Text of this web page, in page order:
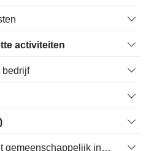
activiteiten
bedrijf
Netto inkomen voor het gemeenschappelijk inclusief buitengewone posten